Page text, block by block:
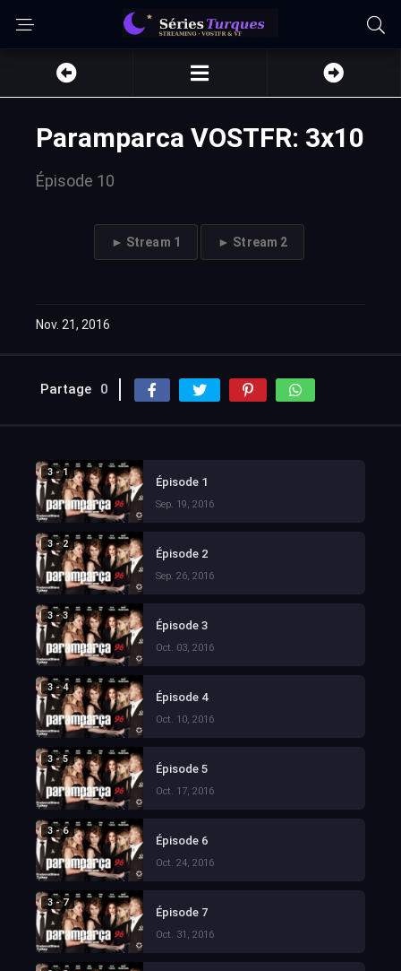
Paramparca VOSTFR: 3x10
Épisode 10
► Stream 1 ► Stream 2
Nov. 21, 2016
Partage 0
3 - 1
Épisode 1
Sep. 19, 2016
3 - 2
Épisode 2
Sep. 26, 2016
3 - 3
Épisode 3
Oct. 03, 2016
3 - 4
Épisode 4
Oct. 10, 2016
3 - 5
Épisode 5
Oct. 17, 2016
3 - 6
Épisode 6
Oct. 24, 2016
3 - 7
Épisode 7
Oct. 31, 2016